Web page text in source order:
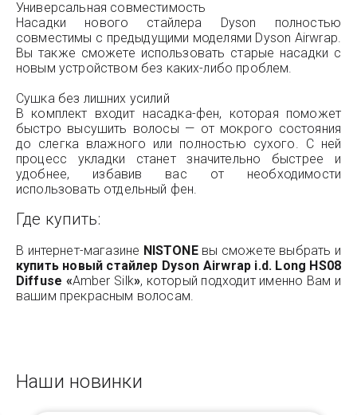
Универсальная совместимость
Насадки нового стайлера Dyson полностью
совместимы с предыдущими моделями Dyson Airwrap.
Вы также сможете использовать старые насадки с
новым устройством без каких-либо проблем.
Сушка без лишних усилий
В комплект входит насадка-фен, которая поможет
быстро высушить волосы — от мокрого состояния
до слегка влажного или полностью сухого. С ней
процесс укладки станет значительно быстрее и
удобнее, избавив вас от необходимости
использовать отдельный фен.
Где купить:
В интернет-магазине NISTONEвы сможете выбрать и
купить новый стайлер Dyson Airwrap i.d. Long HS08
Diffuse «Amber Silk», который подходит именно Вам и
вашим прекрасным волосам.
Наши новинки